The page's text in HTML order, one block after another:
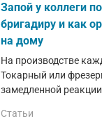
Запой у коллеги
бригадиру и как
на дому
На производстве
Токарный или
замедленной
Статьи